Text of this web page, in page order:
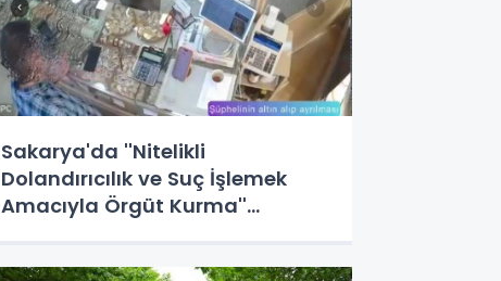
Sakarya'da ''Nitelikli
Dolandırıcılık ve Suç İşlemek
Amacıyla Örgüt Kurma''